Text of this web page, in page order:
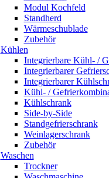
Modul Kochfeld
Standherd
Wärmeschublade
Zubehör
Kühlen
Integrierbare Kühl- /
Integrierbarer
Integrierbarer
Kühl- /
Kühlschrank
Side-by-Side
Standgefrierschrank
Weinlagerschrank
Zubehör
Waschen
Trockner